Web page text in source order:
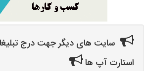
سایت های دیگر جهت درج
استارت آپ ها